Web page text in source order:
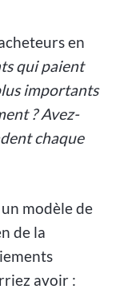
en
qui paient
importants
? Avez-
chaque
modèle de
de la
avoir :